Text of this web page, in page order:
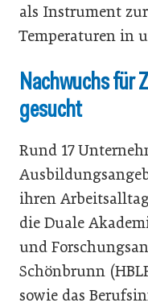
als Instrument
Temperaturen in
Nachwuchs für
gesucht
Rund 17
ihren
die Duale
und
Schönbrunn
sowie das